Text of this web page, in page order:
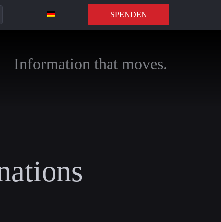
SPENDEN
Information that moves.